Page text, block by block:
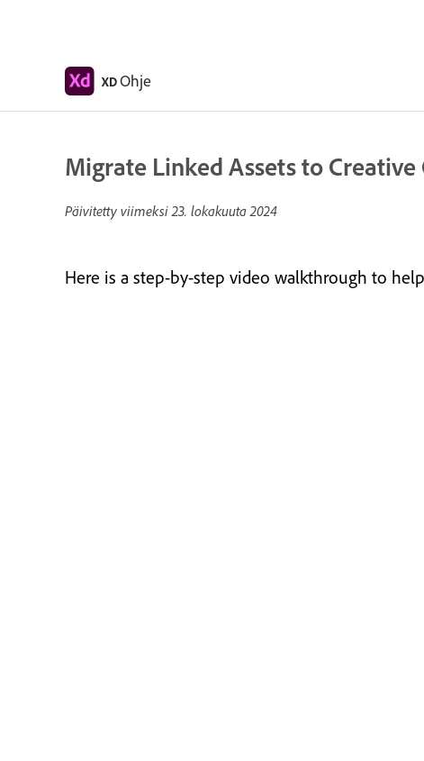
XDOhje
Migrate Linked Assets to
Päivitetty viimeksi23. lokakuuta 2024
Here is a step-by-step video walkthrough to